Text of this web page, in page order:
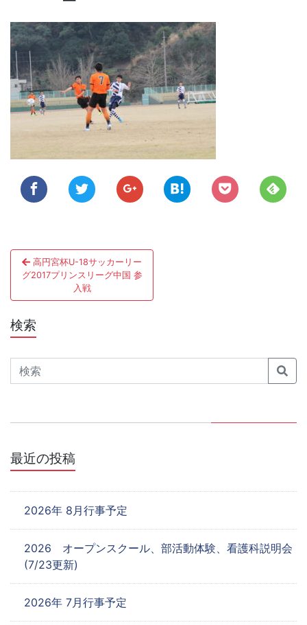
投
稿
ナ
ビ
ゲ
ー
ョ
ン
高円宮杯U-18サッカーリー
グ2017プリンスリーグ中国 参
入戦
検索
Search
最近の投稿
2026年 8月行事予定
2026 オープンスクール、部活動体験、看護科説明会
(7/23更新)
2026年 7月行事予定